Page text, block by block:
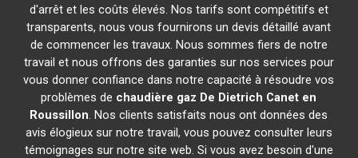
d'arrêt et les coûts élevés. Nos tarifs sont compétitifs et
transparents, nous vous fournirons un devis détaillé avant
de commencer les travaux. Nous sommes fiers de notre
travail et nous offrons des garanties sur nos services pour
vous donner confiance dans notre capacité à résoudre vos
problèmes de chaudière gaz De Dietrich Canet en
Roussillon. Nos clients satisfaits nous ont données des
avis élogieux sur notre travail, vous pouvez consulter leurs
témoignages sur notre site web. Si vous avez besoin d'une